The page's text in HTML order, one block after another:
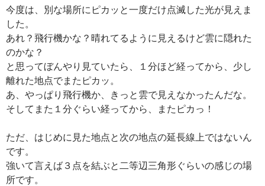
今度は、別な場所にピカッと一度だけ点滅した光が見えま
した。
あれ？飛行機かな？晴れてるように見えるけど雲に隠れた
のかな？
と思ってぼんやり見ていたら、１分ほど経ってから、少し
離れた地点でまたピカッ。
あ、やっぱり飛行機か、きっと雲で見えなかったんだな。
そしてまた１分ぐらい経ってから、またピカっ！
ただ、はじめに見た地点と次の地点の延長線上ではないん
です。
強いて言えば３点を結ぶと二等辺三角形ぐらいの感じの場
所です。